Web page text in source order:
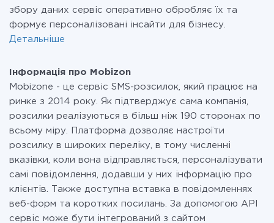
збору даних сервіс оперативно обробляє їх та
формує персоналізовані інсайти для бізнесу.
Детальніше
Інформація про Mobizon
Mobizone - це сервіс SMS-розсилок, який працює на
ринке з 2014 року. Як підтверджує сама компанія,
розсилки реалізуються в більш ніж 190 сторонах по
всьому міру. Платформа дозволяє настроїти
розсилку в широких переліку, в тому численні
вказівки, коли вона відправляється, персоналізувати
самі повідомлення, додавши у них інформацію про
клієнтів. Также доступна вставка в повідомленнях
веб-форм та коротких посилань. За допомогою API
сервіс може бути інтегрований з сайтом